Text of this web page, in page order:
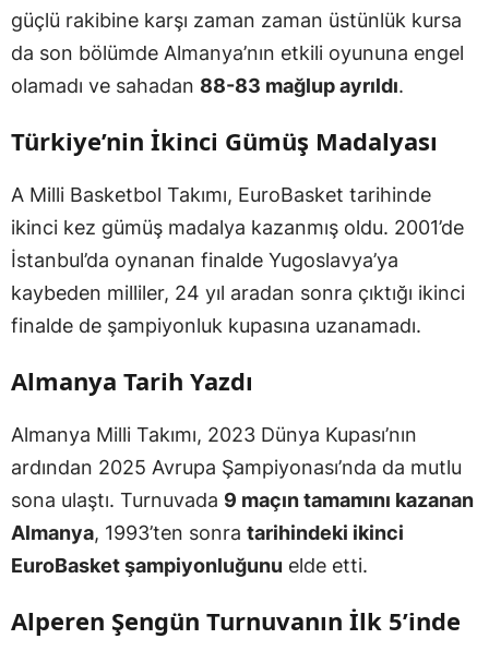
güçlü rakibine karşı zaman zaman üstünlük kursa
da son bölümde Almanya’nın etkili oyununa engel
olamadı ve sahadan 88-83 mağlup ayrıldı.
Türkiye’nin İkinci Gümüş Madalyası
A Milli Basketbol Takımı, EuroBasket tarihinde
ikinci kez gümüş madalya kazanmış oldu. 2001’de
İstanbul’da oynanan finalde Yugoslavya’ya
kaybeden milliler, 24 yıl aradan sonra çıktığı ikinci
finalde de şampiyonluk kupasına uzanamadı.
Almanya Tarih Yazdı
Almanya Milli Takımı, 2023 Dünya Kupası’nın
ardından 2025 Avrupa Şampiyonası’nda da mutlu
sona ulaştı. Turnuvada 9 maçın tamamını kazanan
Almanya, 1993’ten sonra tarihindeki ikinci
EuroBasket şampiyonluğunu elde etti.
Alperen Şengün Turnuvanın İlk 5’inde